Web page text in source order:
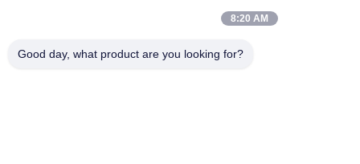
8:20 AM
Good day, what product are you looking for?